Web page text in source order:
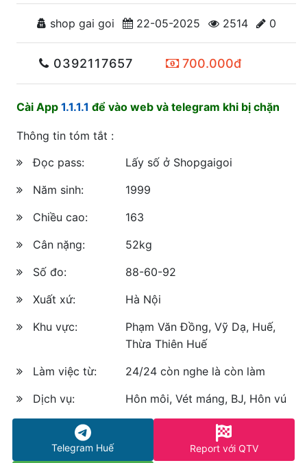
shop gai goi 22-05-2025 2514 0
0392117657 700.000đ
Cài App 1.1.1.1 để vào web và telegram khi bị chặn
Thông tin tóm tắt :
Đọc pass:
Lấy số ở Shopgaigoi
Năm sinh:
1999
Chiều cao:
163
Cân nặng:
52kg
Số đo:
88-60-92
Xuất xứ:
Hà Nội
Khu vực:
Phạm Văn Đồng, Vỹ Dạ, Huế,
Thừa Thiên Huế
Làm việc từ:
24/24 còn nghe là còn làm
Dịch vụ:
Hôn môi, Vét máng, BJ, Hôn vú
Telegram Huế Report với QTV